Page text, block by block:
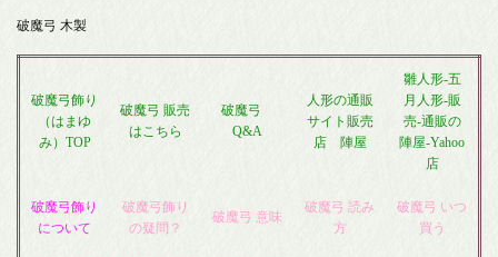
破魔弓 木製
破魔弓飾り
（はまゆ
み）TOP
破魔弓 販売
はこちら
破魔弓
Q&A
人形の通販
サイト販売
店 陣屋
雛人形-五
月人形-販
売-通販の
陣屋-Yahoo
店
破魔弓飾り
について
破魔弓飾り
の疑問？
破魔弓 意味
破魔弓 読み
方
破魔弓 いつ
買う